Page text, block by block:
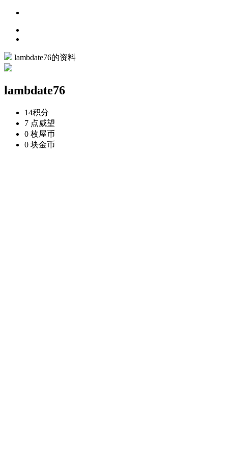
lambdate76的资料
lambdate76
14积分
7 点威望
0 枚屋币
0 块金币